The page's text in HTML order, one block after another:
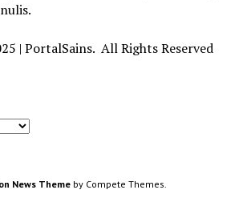
| PortalSains. All Rights Reserved
News Theme by Compete Themes.